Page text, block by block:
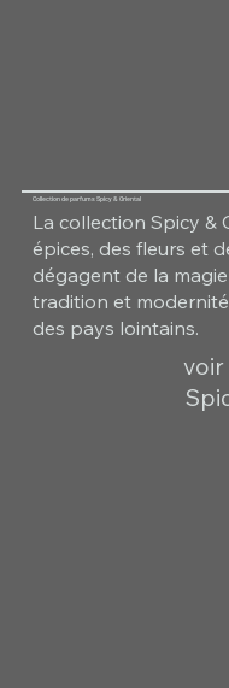
Collection de parfums Spicy & Oriental
La collection Spicy &
épices, des fleurs et
dégagent de la
tradition et
des pays lointains.
voir